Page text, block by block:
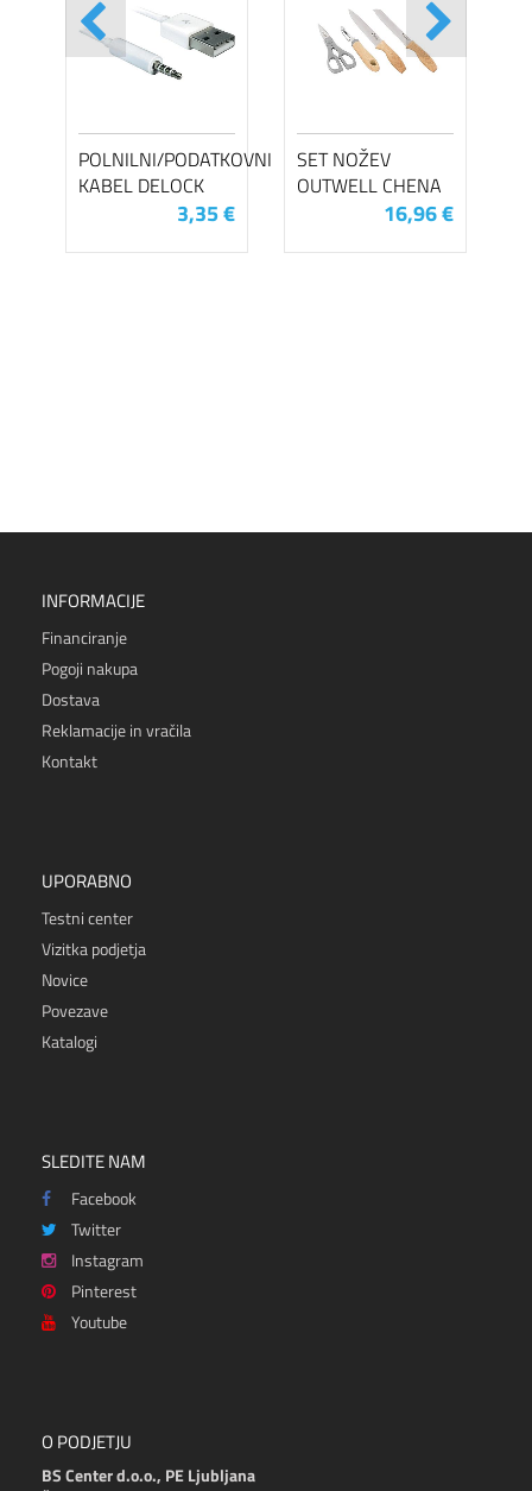
POLNILNI/PODATKOVNI
KABEL DELOCK
3,35 €
SET NOŽEV
OUTWELL CHENA
16,96 €
INFORMACIJE
Financiranje
Pogoji nakupa
Dostava
Reklamacije in vračila
Kontakt
UPORABNO
Testni center
Vizitka podjetja
Novice
Povezave
Katalogi
SLEDITE NAM
Facebook
Twitter
Instagram
Pinterest
Youtube
O PODJETJU
BS Center d.o.o., PE Ljubljana